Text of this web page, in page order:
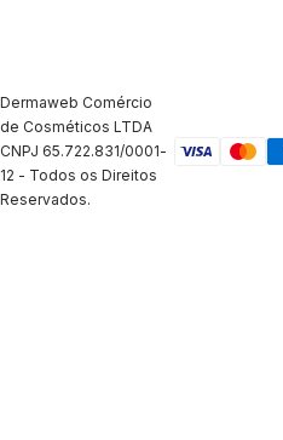
Dermaweb Comércio
de Cosméticos LTDA
CNPJ 65.722.831/0001-
12 - Todos os Direitos
Reservados.